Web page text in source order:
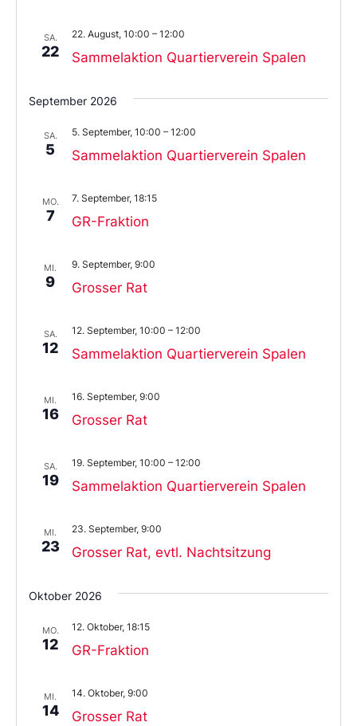
SA.
22 Sammelaktion Quartierverein Spalen
22. August, 10:00 – 12:00
September 2026
SA.
5 Sammelaktion Quartierverein Spalen
5. September, 10:00 – 12:00
MO.
7 GR-Fraktion
7. September, 18:15
MI.
9 Grosser Rat
9. September, 9:00
SA.
12 Sammelaktion Quartierverein Spalen
12. September, 10:00 – 12:00
MI.
16 Grosser Rat
16. September, 9:00
SA.
19 Sammelaktion Quartierverein Spalen
19. September, 10:00 – 12:00
MI.
23 Grosser Rat, evtl. Nachtsitzung
23. September, 9:00
Oktober 2026
MO.
12 GR-Fraktion
12. Oktober, 18:15
MI.
14 Grosser Rat
14. Oktober, 9:00